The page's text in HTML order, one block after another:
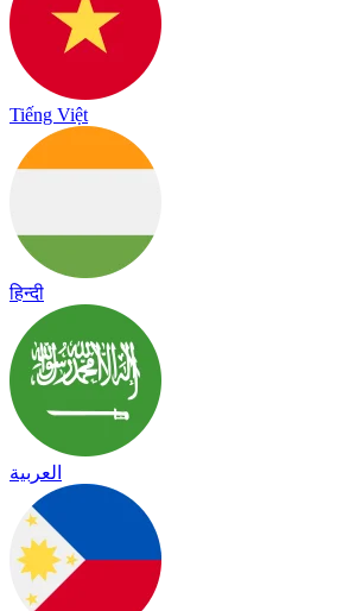
Tiếng Việt
हिन्दी
العربية